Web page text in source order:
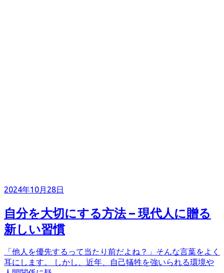
2024年10月28日
自分を大切にする方法 – 現代人に贈る
新しい習慣
「他人を優先するって当たり前だよね？」そんな言葉をよく
耳にします。 しかし、近年、自己犠牲を強いられる環境や